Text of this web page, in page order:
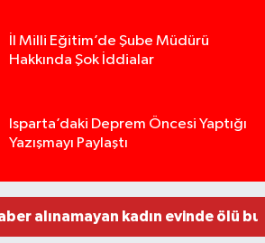
İl Milli Eğitim’de Şube Müdürü
Hakkında Şok İddialar
Isparta’daki Deprem Öncesi Yaptığı
Yazışmayı Paylaştı
arasındaki silahlı kavgada
birbirine girdiği kavga
ÇARPIŞAN OTOMOBİL GÜL
alınamayan kadın evinde ölü